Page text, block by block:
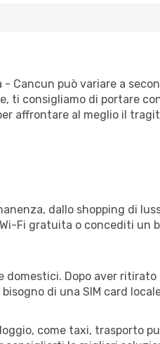
Cancun può variare a
ti consigliamo di portare
affrontare al meglio il
dallo shopping di
Fi gratuita o concediti un
Dopo aver
di una SIM card
come taxi, trasporto